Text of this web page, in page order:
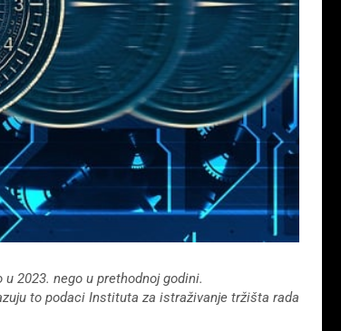
2023. nego u prethodnoj godini.
to podaci Instituta za istraživanje tržišta rada